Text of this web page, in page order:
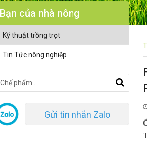
Bạn của nhà nông
Kỹ thuật trồng trọt
Tin Tức nông nghiệp
Gửi tin nhắn Zalo